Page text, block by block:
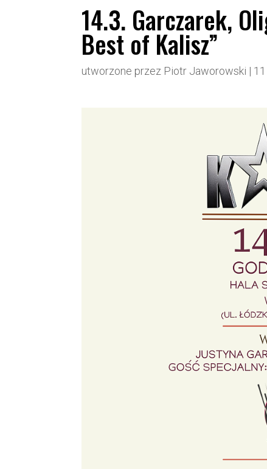
14.3. Garczarek,
Best of Kalisz”
utworzone przez Piotr Jaworowski |